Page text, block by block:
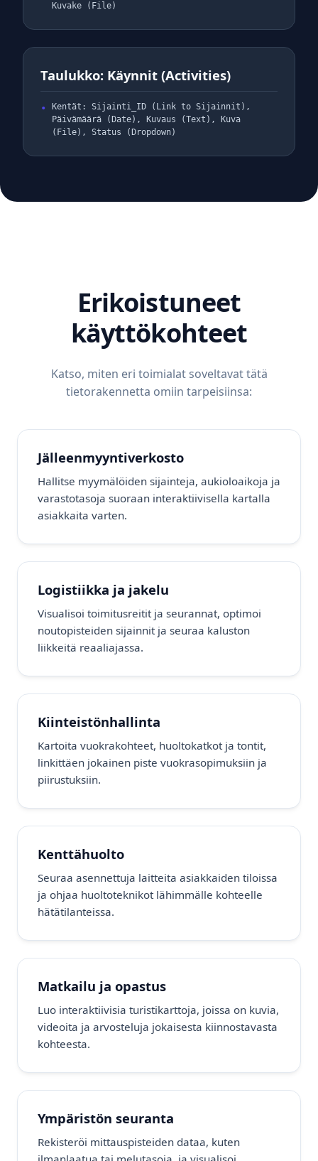
Kuvake (File)
Taulukko: Käynnit (Activities)
Kentät: Sijainti_ID (Link to Sijainnit),
Päivämäärä (Date), Kuvaus (Text), Kuva
(File), Status (Dropdown)
Erikoistuneet
käyttökohteet
Katso, miten eri toimialat soveltavat tätä
tietorakennetta omiin tarpeisiinsa:
Jälleenmyyntiverkosto
Hallitse myymälöiden sijainteja, aukioloaikoja ja
varastotasoja suoraan interaktiivisella kartalla
asiakkaita varten.
Logistiikka ja jakelu
Visualisoi toimitusreitit ja seurannat, optimoi
noutopisteiden sijainnit ja seuraa kaluston
liikkeitä reaaliajassa.
Kiinteistönhallinta
Kartoita vuokrakohteet, huoltokatkot ja tontit,
linkittäen jokainen piste vuokrasopimuksiin ja
piirustuksiin.
Kenttähuolto
Seuraa asennettuja laitteita asiakkaiden tiloissa
ja ohjaa huoltoteknikot lähimmälle kohteelle
hätätilanteissa.
Matkailu ja opastus
Luo interaktiivisia turistikarttoja, joissa on kuvia,
videoita ja arvosteluja jokaisesta kiinnostavasta
kohteesta.
Ympäristön seuranta
Rekisteröi mittauspisteiden dataa, kuten